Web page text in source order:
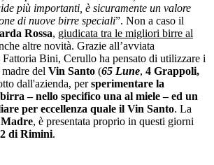
più importanti, è sicuramente un valore
di nuove birre speciali”. Non a caso il
Rossa, giudicata tra le migliori birre al
altre novità. Grazie all’avviata
Bini, Cerullo ha pensato di utilizzare i
del Vin Santo (65 Lune, 4 Grappoli,
dall'azienda, persperimentare la
– nello specifico una al miele – ed un
per eccellenza quale il Vin Santo. La
, è presentata proprio in questi giorni
di Rimini.